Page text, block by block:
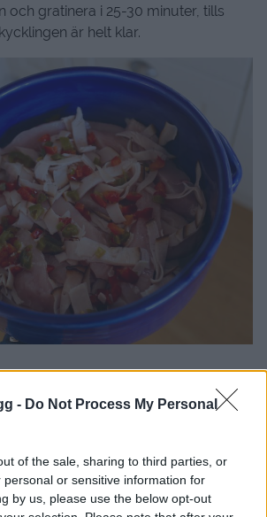
- Do Not Process My Personal
of the sale, sharing to third parties, or
personal or sensitive information for
by us, please use the below opt-out
och gratinera i 25-30 minuter, tills
kycklingen är helt klar.